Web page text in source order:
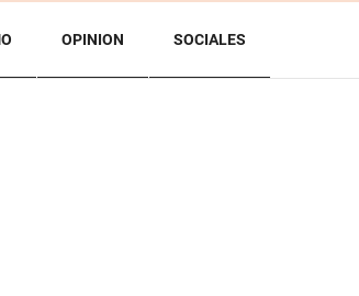
OPINION SOCIALES